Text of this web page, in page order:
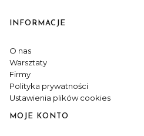
Linki w stopce
INFORMACJE
O nas
Warsztaty
Firmy
Polityka prywatności
Ustawienia plików cookies
MOJE KONTO